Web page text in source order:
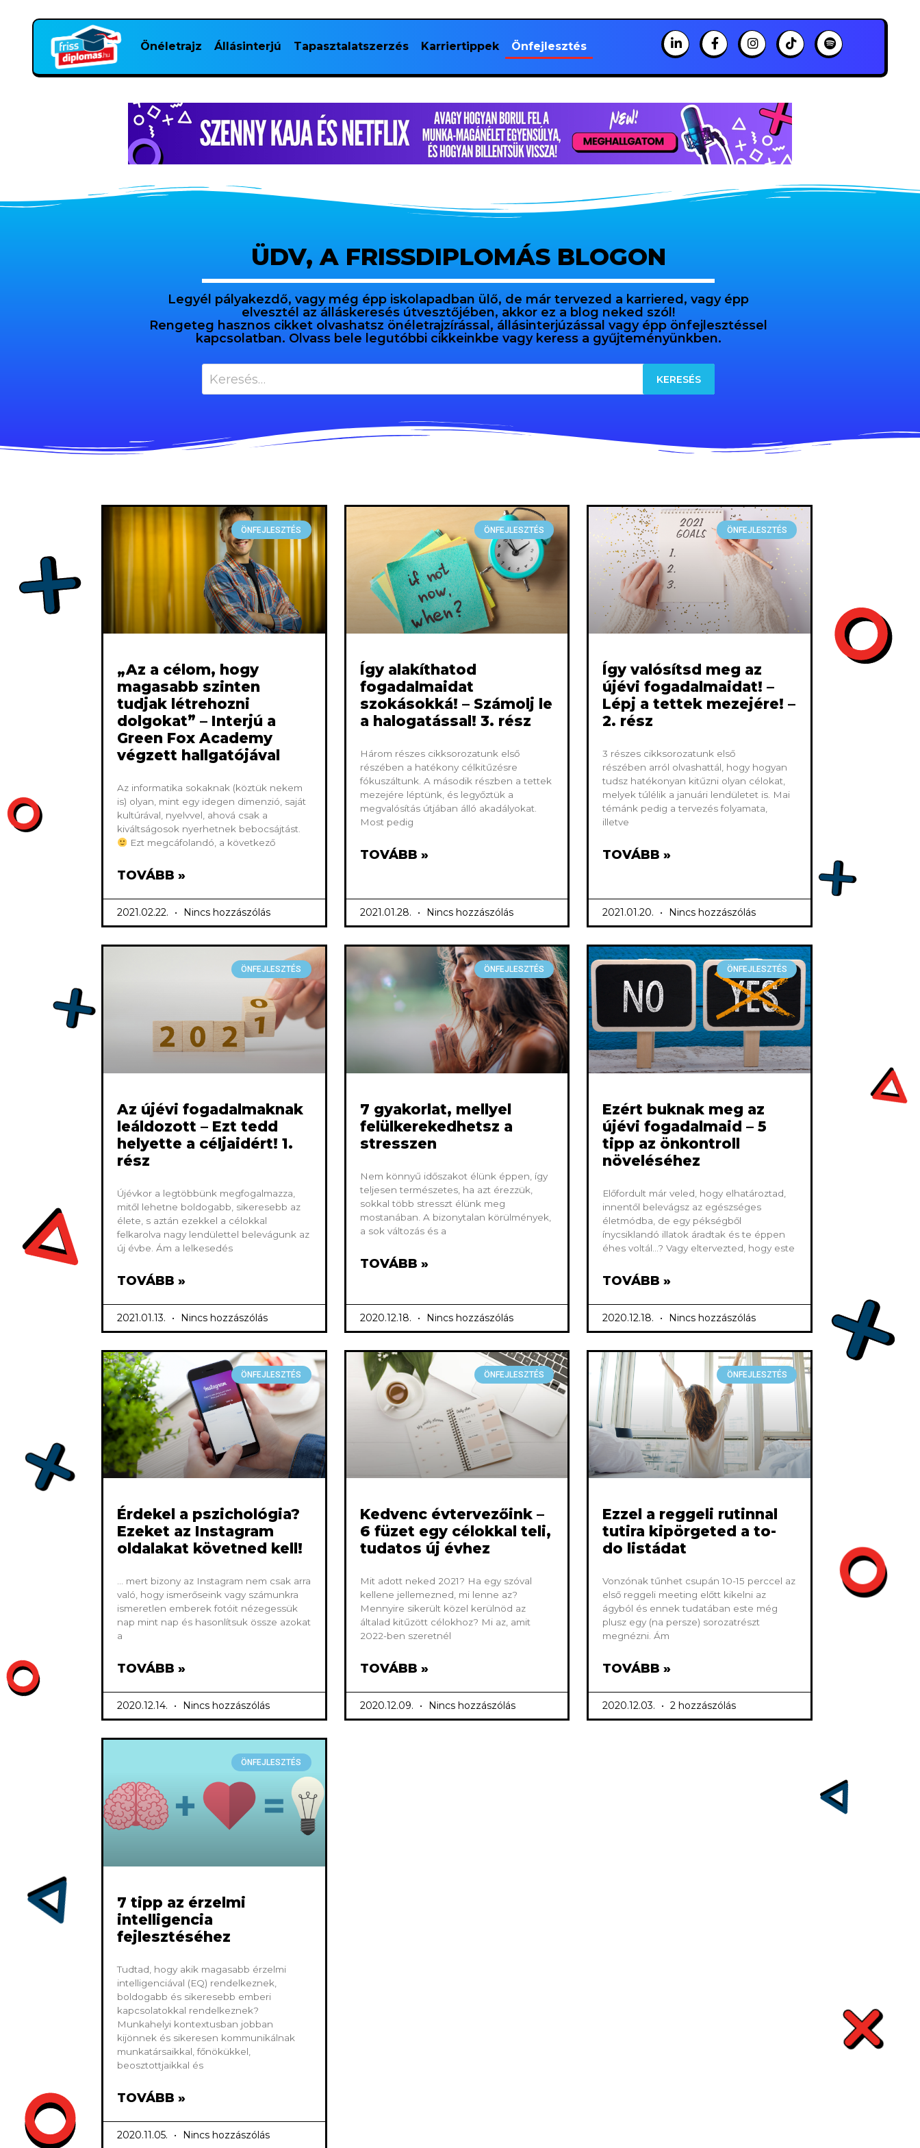
Önéletrajz Állásinterjú Tapasztalatszerzés Karriertippek Önfejlesztés
ÜDV, A FRISSDIPLOMÁS BLOGON
Legyél pályakezdő, vagy még épp iskolapadban ülő, de már tervezed a karriered, vagy épp
elvesztél az álláskeresés útvesztőjében, akkor ez a blog neked szól!
Rengeteg hasznos cikket olvashatsz önéletrajzírással, állásinterjúzással vagy épp önfejlesztéssel
kapcsolatban. Olvass bele legutóbbi cikkeinkbe vagy keress a gyűjteményünkben.
ÖNFEJLESZTÉS
„Az a célom, hogy
magasabb szinten
tudjak létrehozni
dolgokat” – Interjú a
Green Fox Academy
végzett hallgatójával
Az informatika sokaknak (köztük nekem
is) olyan, mint egy idegen dimenzió, saját
kultúrával, nyelvvel, ahová csak a
kiváltságosok nyerhetnek bebocsájtást.
Ezt megcáfolandó, a következő
TOVÁBB »
2021.02.22. Nincs hozzászólás
ÖNFEJLESZTÉS
Így alakíthatod
fogadalmaidat
szokásokká! – Számolj le
a halogatással! 3. rész
Három részes cikksorozatunk első
részében a hatékony célkitűzésre
fókuszáltunk. A második részben a tettek
mezejére léptünk, és legyőztük a
megvalósítás útjában álló akadályokat.
Most pedig
TOVÁBB »
2021.01.28. Nincs hozzászólás
ÖNFEJLESZTÉS
Így valósítsd meg az
újévi fogadalmaidat! –
Lépj a tettek mezejére! –
2. rész
3 részes cikksorozatunk első
részében arról olvashattál, hogy hogyan
tudsz hatékonyan kitűzni olyan célokat,
melyek túlélik a januári lendületet is. Mai
témánk pedig a tervezés folyamata,
illetve
TOVÁBB »
2021.01.20. Nincs hozzászólás
ÖNFEJLESZTÉS
Az újévi fogadalmaknak
leáldozott – Ezt tedd
helyette a céljaidért! 1.
rész
Újévkor a legtöbbünk megfogalmazza,
mitől lehetne boldogabb, sikeresebb az
élete, s aztán ezekkel a célokkal
felkarolva nagy lendülettel belevágunk az
új évbe. Ám a lelkesedés
TOVÁBB »
2021.01.13. Nincs hozzászólás
ÖNFEJLESZTÉS
7 gyakorlat, mellyel
felülkerekedhetsz a
stresszen
Nem könnyű időszakot élünk éppen, így
teljesen természetes, ha azt érezzük,
sokkal több stresszt élünk meg
mostanában. A bizonytalan körülmények,
a sok változás és a
TOVÁBB »
2020.12.18. Nincs hozzászólás
ÖNFEJLESZTÉS
Ezért buknak meg az
újévi fogadalmaid – 5
tipp az önkontroll
növeléséhez
Előfordult már veled, hogy elhatároztad,
innentől belevágsz az egészséges
életmódba, de egy pékségből
ínycsiklandó illatok áradtak és te éppen
éhes voltál…? Vagy eltervezted, hogy este
TOVÁBB »
2020.12.18. Nincs hozzászólás
ÖNFEJLESZTÉS
Érdekel a pszichológia?
Ezeket az Instagram
oldalakat követned kell!
… mert bizony az Instagram nem csak arra
való, hogy ismerőseink vagy számunkra
ismeretlen emberek fotóit nézegessük
nap mint nap és hasonlítsuk össze azokat
a
TOVÁBB »
2020.12.14. Nincs hozzászólás
ÖNFEJLESZTÉS
Kedvenc évtervezőink –
6 füzet egy célokkal teli,
tudatos új évhez
Mit adott neked 2021? Ha egy szóval
kellene jellemezned, mi lenne az?
Mennyire sikerült közel kerülnöd az
általad kitűzött célokhoz? Mi az, amit
2022-ben szeretnél
TOVÁBB »
2020.12.09. Nincs hozzászólás
ÖNFEJLESZTÉS
Ezzel a reggeli rutinnal
tutira kipörgeted a to-
do listádat
Vonzónak tűnhet csupán 10-15 perccel az
első reggeli meeting előtt kikelni az
ágyból és ennek tudatában este még
plusz egy (na persze) sorozatrészt
megnézni. Ám
TOVÁBB »
2020.12.03. 2 hozzászólás
ÖNFEJLESZTÉS
7 tipp az érzelmi
intelligencia
fejlesztéséhez
Tudtad, hogy akik magasabb érzelmi
intelligenciával (EQ) rendelkeznek,
boldogabb és sikeresebb emberi
kapcsolatokkal rendelkeznek?
Munkahelyi kontextusban jobban
kijönnek és sikeresen kommunikálnak
munkatársaikkal, főnökükkel,
beosztottjaikkal és
TOVÁBB »
2020.11.05. Nincs hozzászólás